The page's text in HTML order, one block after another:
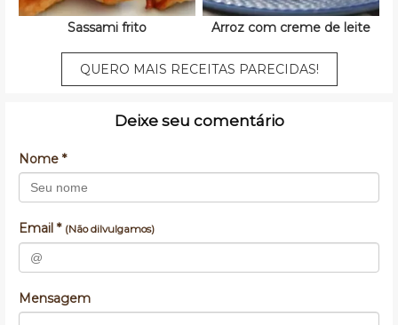
Sassami frito Arroz com creme de leite
QUERO MAIS RECEITAS PARECIDAS!
Deixe seu comentário
Nome *
Email * (Não dilvulgamos)
Mensagem